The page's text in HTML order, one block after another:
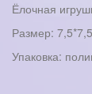
Ёлочная
Размер:
Упаковка: